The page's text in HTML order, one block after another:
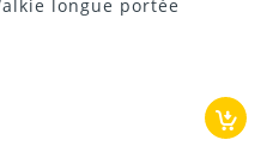
longue portée